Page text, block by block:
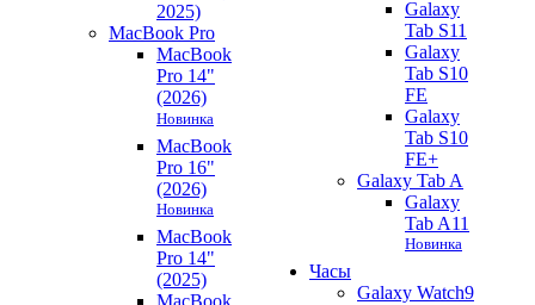
2025)
MacBook Pro
MacBook
Pro 14"
(2026)
Новинка
MacBook
Pro 16"
(2026)
Новинка
MacBook
Pro 14"
(2025)
MacBook
Galaxy
Tab S11
Galaxy
Tab S10
FE
Galaxy
Tab S10
FE+
Galaxy Tab A
Galaxy
Tab A11
Новинка
Часы
Galaxy Watch9